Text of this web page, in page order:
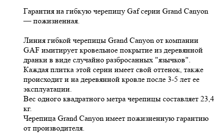
Гарантия на гибкую черепицу Gaf серии Grand Canyon
— пожизненная.
Линия гибкой черепицы Grand Canyon от компании
GAF имитирует кровельное покрытие из деревянной
дранки в виде случайно разбросанных "язычков".
Каждая плитка этой серии имеет свой оттенок, также
происходит и на деревянной кровле после 3-5 лет ее
эксплуатации.
Вес одного квадратного метра черепицы составляет 23,4
кг.
Черепица Grand Canyon имеет пожизненную гарантию
от производителя.